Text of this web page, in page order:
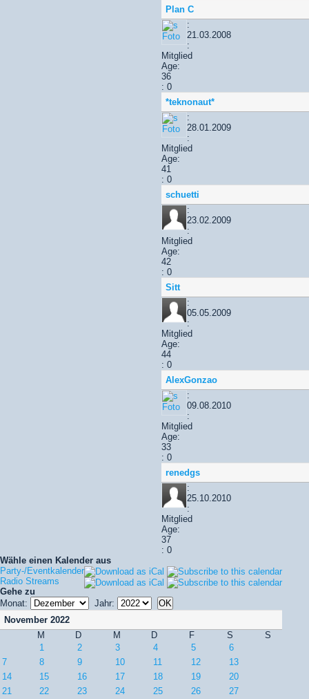
Plan C
:
21.03.2008
:
Mitglied
Age:
36
: 0
*teknonaut*
:
28.01.2009
:
Mitglied
Age:
41
: 0
schuetti
:
23.02.2009
:
Mitglied
Age:
42
: 0
Sitt
:
05.05.2009
:
Mitglied
Age:
44
: 0
AlexGonzao
:
09.08.2010
:
Mitglied
Age:
33
: 0
renedgs
:
25.10.2010
:
Mitglied
Age:
37
: 0
Wähle einen Kalender aus
Party-/Eventkalender
Radio Streams
Gehe zu
Monat:
Jahr:
November 2022
M
D M D F S
S
1
2 3 4 5
6
7
8 9 10 11 12
13
14
15 16 17 18 19
20
21
22 23 24 25 26 27